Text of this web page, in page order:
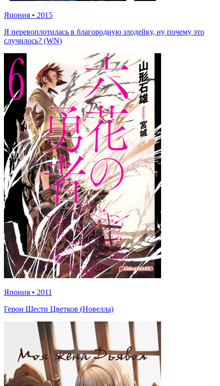
Япония • 2015
Я перевоплотилась в благородную злодейку, ну почему это
случилось? (WN)
Япония • 2011
Герои Шести Цветков (Новелла)